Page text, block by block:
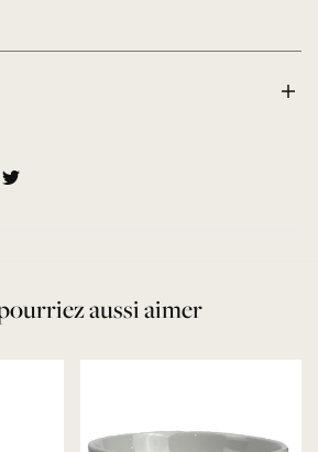
aussi aimer